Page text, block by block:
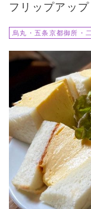
フリップアップ
烏丸・五条京都御所・